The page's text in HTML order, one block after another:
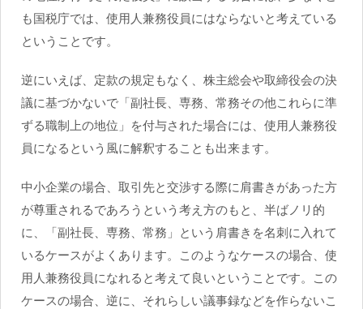
も国税庁では、使用人兼務役員にはならないと考えている
ということです。
逆にいえば、定款の規定もなく、株主総会や取締役会の決
議に基づかないで「副社長、専務、常務その他これらに準
ずる職制上の地位」を付与された場合には、使用人兼務役
員になるという風に解釈することも出来ます。
中小企業の場合、取引先と交渉する際に肩書きがあった方
が尊重されるであろうという考え方のもと、半ばノリ的
に、「副社長、専務、常務」という肩書きを名刺に入れて
いるケースがよくあります。このようなケースの場合、使
用人兼務役員になれると考えて良いということです。この
ケースの場合、逆に、それらしい議事録などを作らないこ